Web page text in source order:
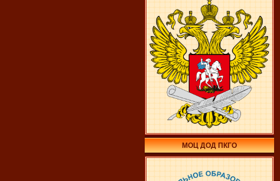
МОЦ ДОД ПКГО